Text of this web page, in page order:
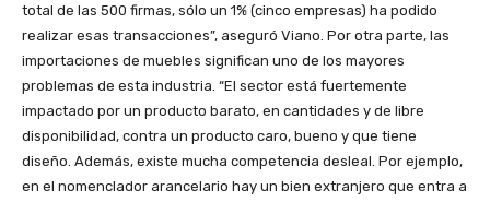
total de las 500 firmas, sólo un 1% (cinco empresas) ha podido
realizar esas transacciones”, aseguró Viano. Por otra parte, las
importaciones de muebles significan uno de los mayores
problemas de esta industria. “El sector está fuertemente
impactado por un producto barato, en cantidades y de libre
disponibilidad, contra un producto caro, bueno y que tiene
diseño. Además, existe mucha competencia desleal. Por ejemplo,
en el nomenclador arancelario hay un bien extranjero que entra a